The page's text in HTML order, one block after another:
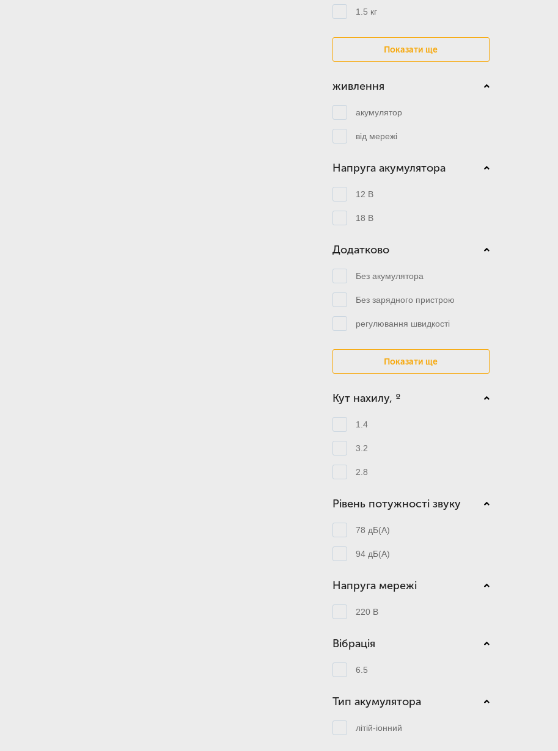
1.5 кг
Показати ще
живлення
акумулятор
від мережі
Напруга акумулятора
12 В
18 В
Додатково
Без акумулятора
Без зарядного пристрою
регулювання швидкості
Показати ще
Кут нахилу, º
1.4
3.2
2.8
Рівень потужності звуку
78 дБ(А)
94 дБ(А)
Напруга мережі
220 В
Вібрація
6.5
Тип акумулятора
літій-іонний